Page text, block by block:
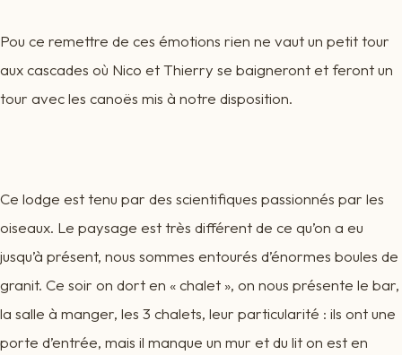
Pou ce remettre de ces émotions rien ne vaut un petit tour
aux cascades où Nico et Thierry se baigneront et feront un
tour avec les canoës mis à notre disposition.
Ce lodge est tenu par des scientifiques passionnés par les
oiseaux. Le paysage est très différent de ce qu’on a eu
jusqu’à présent, nous sommes entourés d’énormes boules de
granit. Ce soir on dort en « chalet », on nous présente le bar,
la salle à manger, les 3 chalets, leur particularité : ils ont une
porte d’entrée, mais il manque un mur et du lit on est en